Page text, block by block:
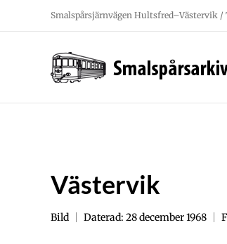
Smalspårsjärnvägen Hultsfred–Västervik /
Västervik
Bild Daterad: 28 december 1968